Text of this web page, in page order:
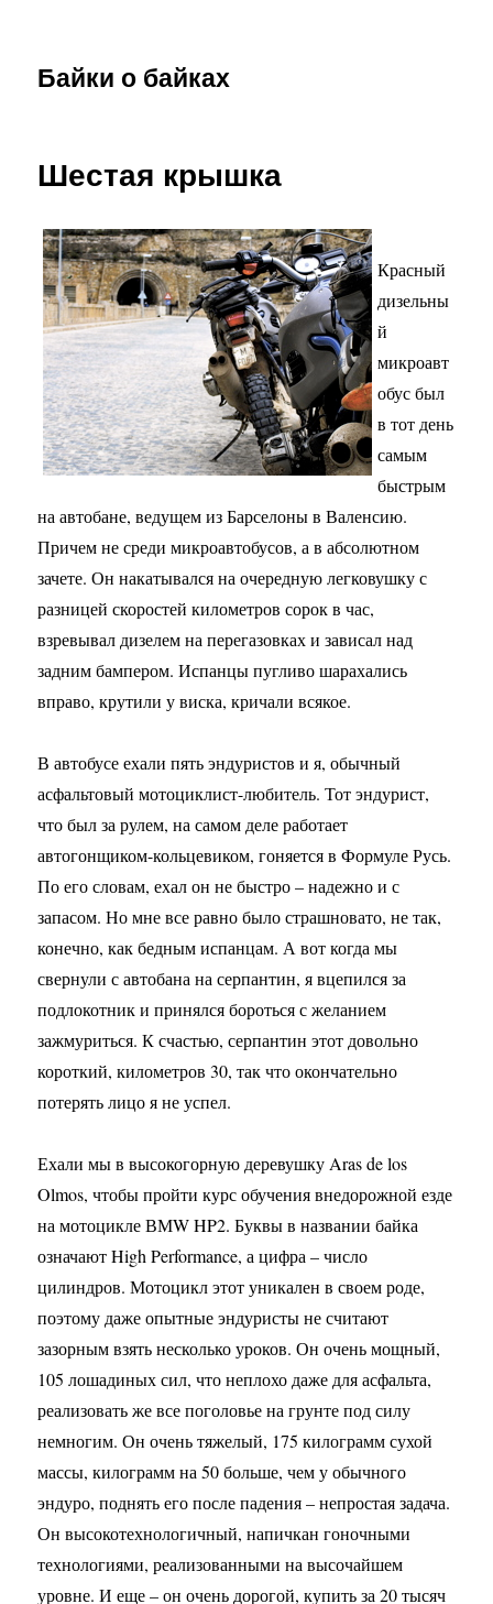
Байки о байках
Шестая крышка
Красный
дизельны
й
микроавт
обусбыл
в тот день
самым
быстрым
на автобане, ведущем из Барселоны в Валенсию.
Причем не среди микроавтобусов, а в абсолютном
зачете. Он накатывался на очередную легковушку с
разницей скоростей километров сорок в час,
взревывал дизелем на перегазовках и зависал над
задним бампером. Испанцы пугливо шарахались
вправо, крутили у виска, кричали всякое.
В автобусе ехали пять эндуристов и я, обычный
асфальтовый мотоциклист-любитель. Тот эндурист,
что был за рулем, на самом деле работает
автогонщиком-кольцевиком, гоняется в Формуле Русь.
По его словам, ехал он не быстро – надежно и с
запасом. Но мне все равно было страшновато, не так,
конечно, как бедным испанцам. А вот когда мы
свернули с автобана на серпантин, я вцепился за
подлокотник и принялся бороться с желанием
зажмуриться. К счастью, серпантин этот довольно
короткий, километров 30, так что окончательно
потерять лицо я не успел.
Ехали мы в высокогорную деревушку Aras de los
Olmos, чтобы пройти курс обучения внедорожной езде
на мотоцикле ВМW HP2. Буквы в названии байка
означают High Performance, а цифра – число
цилиндров. Мотоцикл этот уникален в своем роде,
поэтому даже опытные эндуристы не считают
зазорным взять несколько уроков. Он очень мощный,
105 лошадиных сил, что неплохо даже для асфальта,
реализовать же все поголовье на грунте под силу
немногим. Он очень тяжелый, 175 килограмм сухой
массы, килограмм на 50 больше, чем у обычного
эндуро, поднять его после падения – непростая задача.
Он высокотехнологичный, напичкан гоночными
технологиями, реализованными на высочайшем
уровне. И еще – он очень дорогой, купить за 20 тысяч